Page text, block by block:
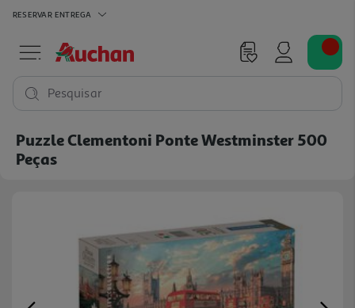
RESERVAR ENTREGA
Pesquisar
Puzzle Clementoni Ponte Westminster 500
Peças